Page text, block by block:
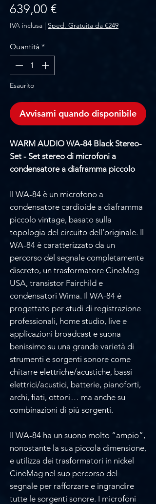
639,00 €Prezzo
IVA inclusa | Sped. Gratuita da €249
Quantità *
Esaurito
Avvisami quando disponibile
WARM AUDIO WA-84 Black Stereo-
Set - Set stereo di microfoni a
condensatore a diaframma piccolo
Il WA-84 è un microfono a
condensatore cardioide a diaframma
piccolo vintage, basato sulla
topologia del circuito dell’originale. Il
WA-84 è caratterizzato da un
percorso del segnale completamente
discreto, un trasformatore CineMag
USA, transistor Fairchild e
condensatori Wima. Il WA-84 è
progettato per studi di registrazione
professionali, home studio, live e
applicazioni broadcast e suona
benissimo su una grande varietà di
strumenti e sorgenti sonore come
chitarre elettriche/acustiche, bassi
elettrici/acustici, batterie, pianoforti,
archi, fiati, ottoni… ma anche su
combinazioni di più sorgenti.
Il WA-84 ha un suono molto “ampio”,
nonostante la sua piccola dimensione,
e utilizza dei trasformatori in nickel
CineMag nel suo percorso del
segnale per rafforzare e ingrandire
tutte le sorgenti sonore. I microfoni